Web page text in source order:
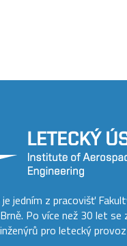
jedním z pracovišť
Po více než 30 let
pro letecký